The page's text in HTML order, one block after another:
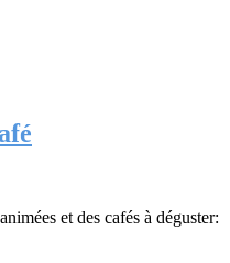
et des cafés à déguster: